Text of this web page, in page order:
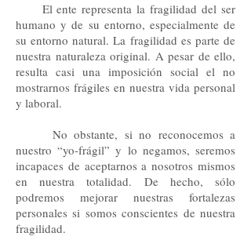
El ente representa la fragilidad del ser
humano y de su entorno, especialmente de
su entorno natural. La fragilidad es parte de
nuestra naturaleza original. A pesar de ello,
resulta casi una imposición social el no
mostrarnos frágiles en nuestra vida personal
y laboral.
No obstante, si no reconocemos a
nuestro “yo-frágil” y lo negamos, seremos
incapaces de aceptarnos a nosotros mismos
en nuestra totalidad. De hecho, sólo
podremos mejorar nuestras fortalezas
personales si somos conscientes de nuestra
fragilidad.